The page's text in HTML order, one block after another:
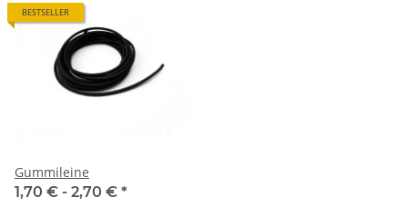
BESTSELLER
Gummileine
1,70 € - 2,70 € *